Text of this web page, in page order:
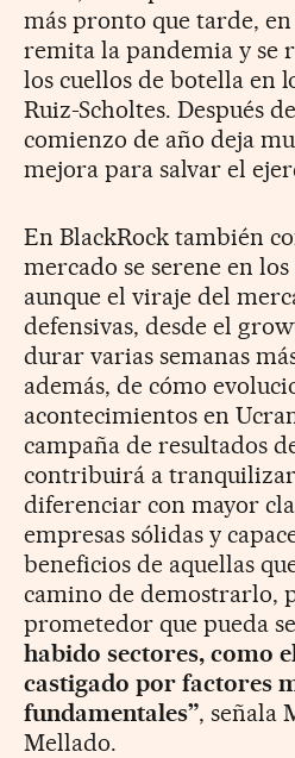
más pronto que tarde, en
remita la pandemia y se
los cuellos de botella en
Ruiz-Scholtes. Después
comienzo de año deja
mejora para salvar el
En BlackRock también
mercado se serene en
aunque el viraje del
defensivas, desde el
durar varias semanas
además, de cómo
acontecimientos en
campaña de resultados
contribuirá a
diferenciar con mayor
empresas sólidas y
beneficios de aquellas
camino de demostrarlo,
prometedor que pueda
habido sectores, como
castigado por factores
fundamentales”, señala
Mellado.